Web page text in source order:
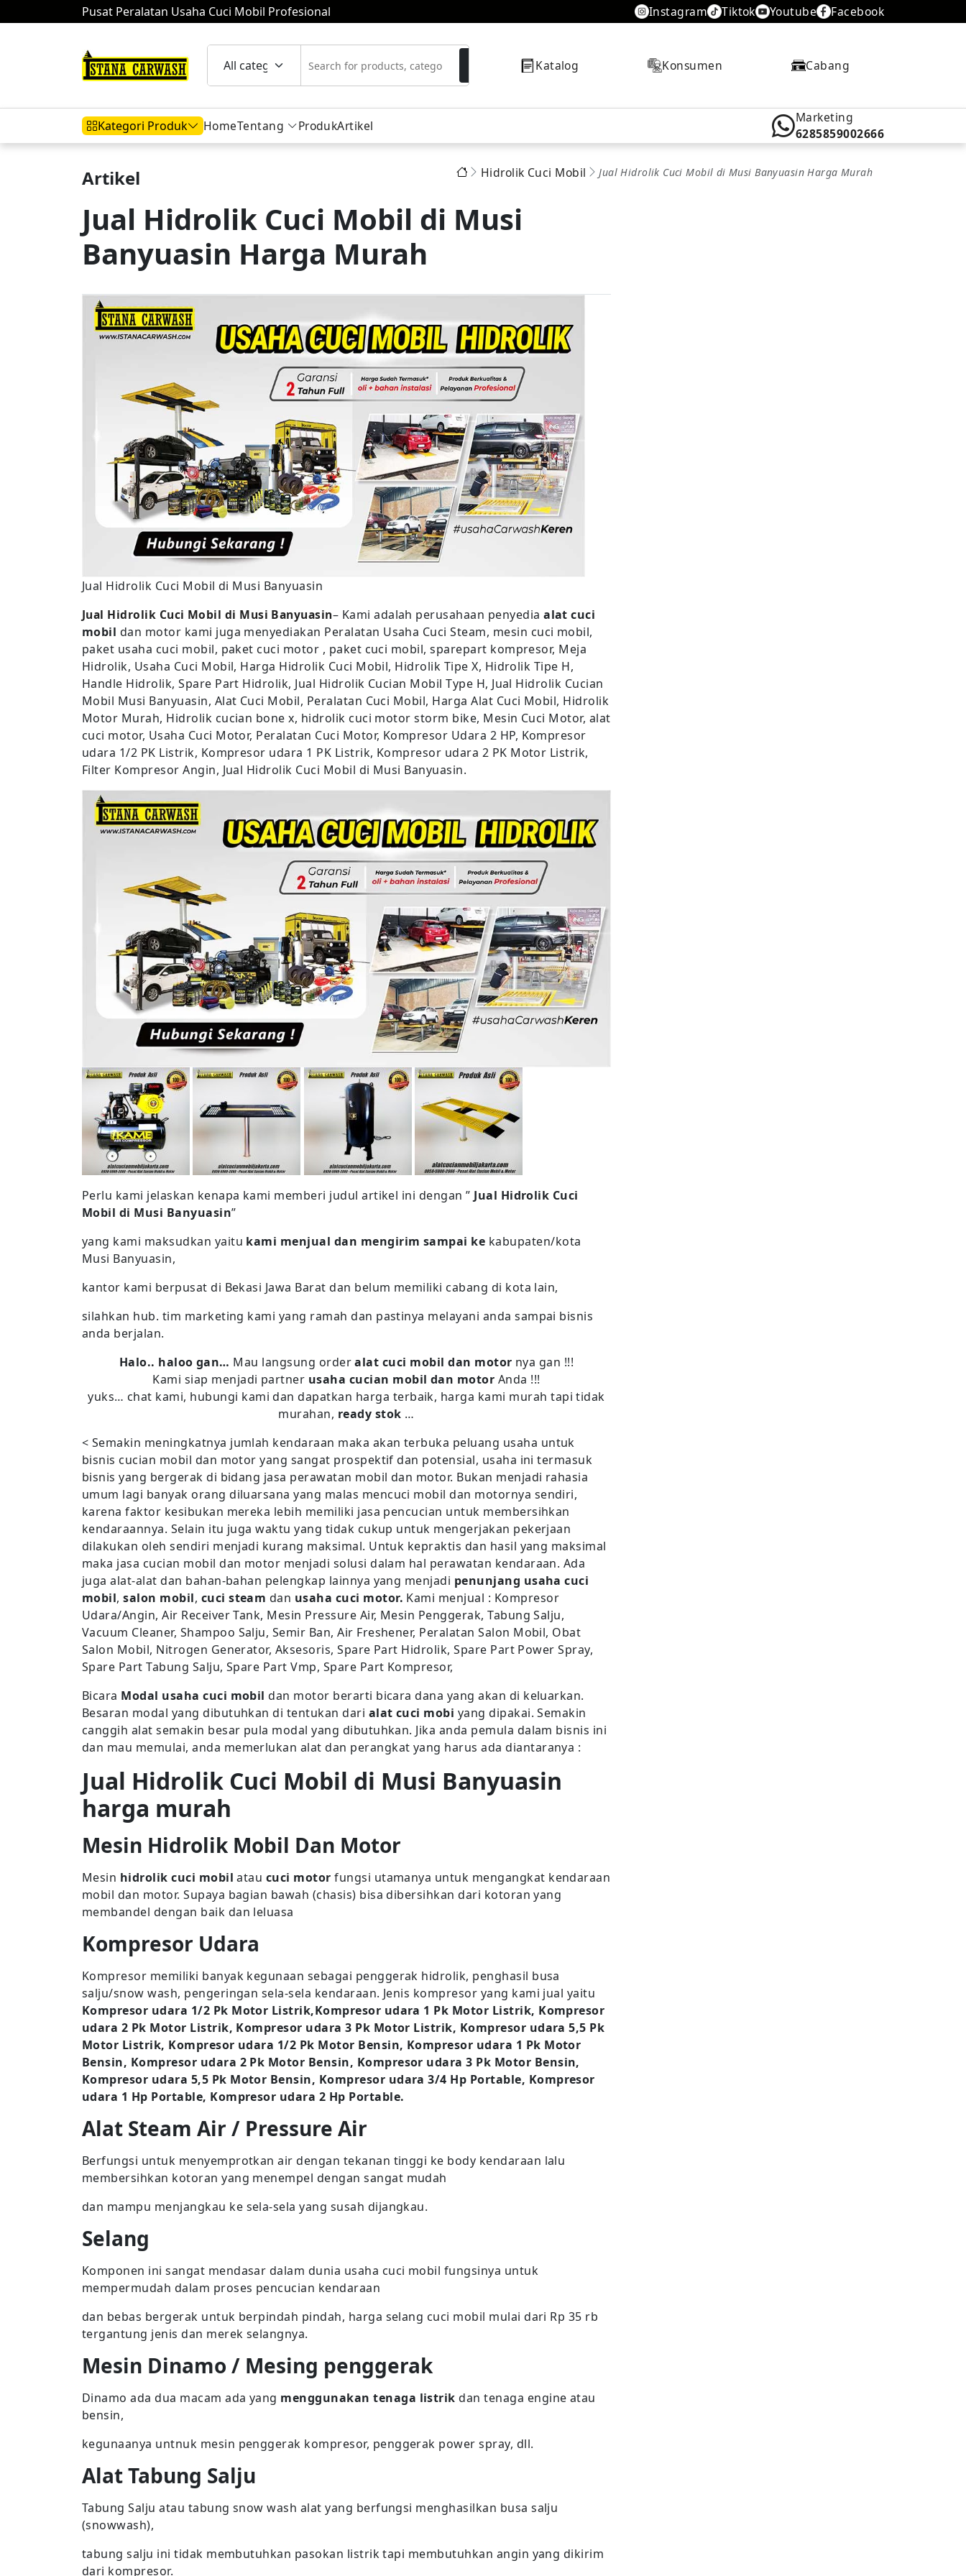
Pusat Peralatan Usaha Cuci Mobil Profesional Instagram Tiktok Youtube Facebook
Katalog Konsumen Cabang
Kategori Produk
Hidrolik Mobil Hidrolik Motor Kompresor
Mesin Air
HomeTentang ProdukArtikel
Marketing
6285859002666
Artikel Hidrolik Cuci Mobil Jual Hidrolik Cuci Mobil di Musi Banyuasin Harga Murah
Jual Hidrolik Cuci Mobil di Musi
Banyuasin Harga Murah
Jual Hidrolik Cuci Mobil di Musi Banyuasin
Jual Hidrolik Cuci Mobil di Musi Banyuasin– Kami adalah perusahaan penyedia alat cuci
mobil dan motor kami juga menyediakan Peralatan Usaha Cuci Steam, mesin cuci mobil,
paket usaha cuci mobil, paket cuci motor , paket cuci mobil, sparepart kompresor, Meja
Hidrolik, Usaha Cuci Mobil, Harga Hidrolik Cuci Mobil, Hidrolik Tipe X, Hidrolik Tipe H,
Handle Hidrolik, Spare Part Hidrolik, Jual Hidrolik Cucian Mobil Type H, Jual Hidrolik Cucian
Mobil Musi Banyuasin, Alat Cuci Mobil, Peralatan Cuci Mobil, Harga Alat Cuci Mobil, Hidrolik
Motor Murah, Hidrolik cucian bone x, hidrolik cuci motor storm bike, Mesin Cuci Motor, alat
cuci motor, Usaha Cuci Motor, Peralatan Cuci Motor, Kompresor Udara 2 HP, Kompresor
udara 1/2 PK Listrik, Kompresor udara 1 PK Listrik, Kompresor udara 2 PK Motor Listrik,
Filter Kompresor Angin, Jual Hidrolik Cuci Mobil di Musi Banyuasin.
Perlu kami jelaskan kenapa kami memberi judul artikel ini dengan ” Jual Hidrolik Cuci
Mobil di Musi Banyuasin”
yang kami maksudkan yaitu kami menjual dan mengirim sampai ke kabupaten/kota
Musi Banyuasin,
kantor kami berpusat di Bekasi Jawa Barat dan belum memiliki cabang di kota lain,
silahkan hub. tim marketing kami yang ramah dan pastinya melayani anda sampai bisnis
anda berjalan.
Halo.. haloo gan… Mau langsung orderalat cuci mobil dan motor nya gan !!!
Kami siap menjadi partner usaha cucian mobil dan motor Anda !!!
yuks… chat kami, hubungi kami dan dapatkan harga terbaik, harga kami murah tapi tidak
murahan, ready stok …
< Semakin meningkatnya jumlah kendaraan maka akan terbuka peluang usaha untuk
bisnis cucian mobil dan motor yang sangat prospektif dan potensial, usaha ini termasuk
bisnis yang bergerak di bidang jasa perawatan mobil dan motor. Bukan menjadi rahasia
umum lagi banyak orang diluarsana yang malas mencuci mobil dan motornya sendiri,
karena faktor kesibukan mereka lebih memiliki jasa pencucian untuk membersihkan
kendaraannya. Selain itu juga waktu yang tidak cukup untuk mengerjakan pekerjaan
dilakukan oleh sendiri menjadi kurang maksimal. Untuk kepraktis dan hasil yang maksimal
maka jasa cucian mobil dan motor menjadi solusi dalam hal perawatan kendaraan. Ada
juga alat-alat dan bahan-bahan pelengkap lainnya yang menjadi penunjang usaha cuci
mobil,salon mobil, cuci steam dan usaha cuci motor. Kami menjual : Kompresor
Udara/Angin, Air Receiver Tank, Mesin Pressure Air, Mesin Penggerak, Tabung Salju,
Vacuum Cleaner, Shampoo Salju, Semir Ban, Air Freshener, Peralatan Salon Mobil, Obat
Salon Mobil, Nitrogen Generator, Aksesoris, Spare Part Hidrolik, Spare Part Power Spray,
Spare Part Tabung Salju, Spare Part Vmp, Spare Part Kompresor,
Bicara Modal usaha cuci mobil dan motor berarti bicara dana yang akan di keluarkan.
Besaran modal yang dibutuhkan di tentukan dari alat cuci mobi yang dipakai. Semakin
canggih alat semakin besar pula modal yang dibutuhkan. Jika anda pemula dalam bisnis ini
dan mau memulai, anda memerlukan alat dan perangkat yang harus ada diantaranya :
Jual Hidrolik Cuci Mobil di Musi Banyuasin
harga murah
Mesin Hidrolik Mobil Dan Motor
Mesin hidrolik cuci mobil atau cuci motor fungsi utamanya untuk mengangkat kendaraan
mobil dan motor. Supaya bagian bawah (chasis) bisa dibersihkan dari kotoran yang
membandel dengan baik dan leluasa
Kompresor Udara
Kompresor memiliki banyak kegunaan sebagai penggerak hidrolik, penghasil busa
salju/snow wash, pengeringan sela-sela kendaraan. Jenis kompresor yang kami jual yaitu
Kompresor udara 1/2 Pk Motor Listrik,Kompresor udara 1 Pk Motor Listrik, Kompresor
udara 2 Pk Motor Listrik, Kompresor udara 3 Pk Motor Listrik, Kompresor udara 5,5 Pk
Motor Listrik, Kompresor udara 1/2 Pk Motor Bensin, Kompresor udara 1 Pk Motor
Bensin, Kompresor udara 2 Pk Motor Bensin, Kompresor udara 3 Pk Motor Bensin,
Kompresor udara 5,5 Pk Motor Bensin, Kompresor udara 3/4 Hp Portable, Kompresor
udara 1 Hp Portable, Kompresor udara 2 Hp Portable.
Alat Steam Air / Pressure Air
Berfungsi untuk menyemprotkan air dengan tekanan tinggi ke body kendaraan lalu
membersihkan kotoran yang menempel dengan sangat mudah
dan mampu menjangkau ke sela-sela yang susah dijangkau.
Selang
Komponen ini sangat mendasar dalam dunia usaha cuci mobil fungsinya untuk
mempermudah dalam proses pencucian kendaraan
dan bebas bergerak untuk berpindah pindah, harga selang cuci mobil mulai dari Rp 35 rb
tergantung jenis dan merek selangnya.
Mesin Dinamo / Mesing penggerak
Dinamo ada dua macam ada yang menggunakan tenaga listrik dan tenaga engine atau
bensin,
kegunaanya untnuk mesin penggerak kompresor, penggerak power spray, dll.
Alat Tabung Salju
Tabung Salju atau tabung snow wash alat yang berfungsi menghasilkan busa salju
(snowwash),
tabung salju ini tidak membutuhkan pasokan listrik tapi membutuhkan angin yang dikirim
dari kompresor.